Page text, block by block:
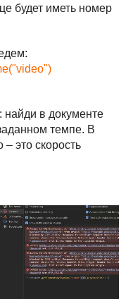
будет иметь номер
найди в документе
темпе. В
это скорость